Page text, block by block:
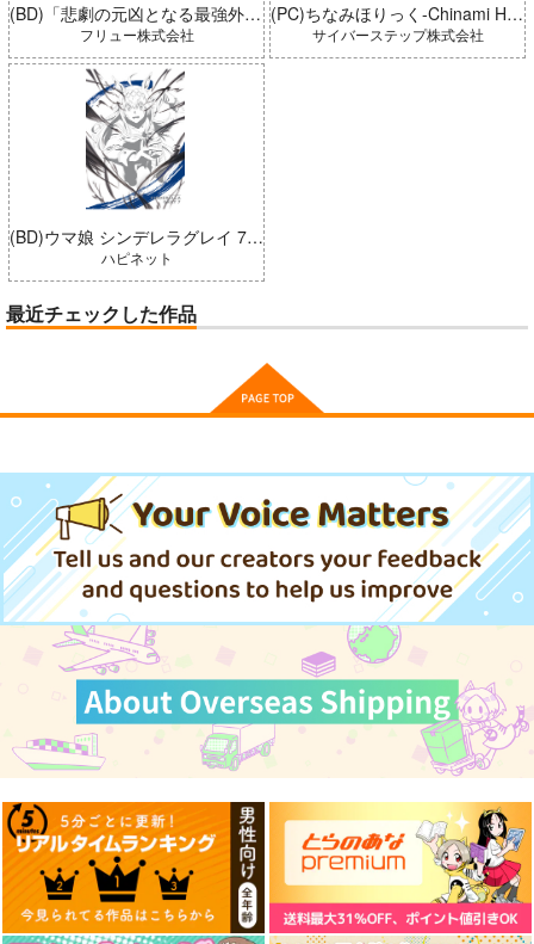
(BD)「悲劇の元凶となる最強外道ラスボス女王は民の為に尽くします。 Season2」BD-BOX 上巻
フリュー株式会社
(BD)ウマ娘 シンデレラグレイ 7 豪華版 (とらのあな限定版)
ハピネット
(PC)ちなみほりっく-Chinami Holic 特典付き 限定ボックス
サイバーステップ株式会社
最近チェックした作品